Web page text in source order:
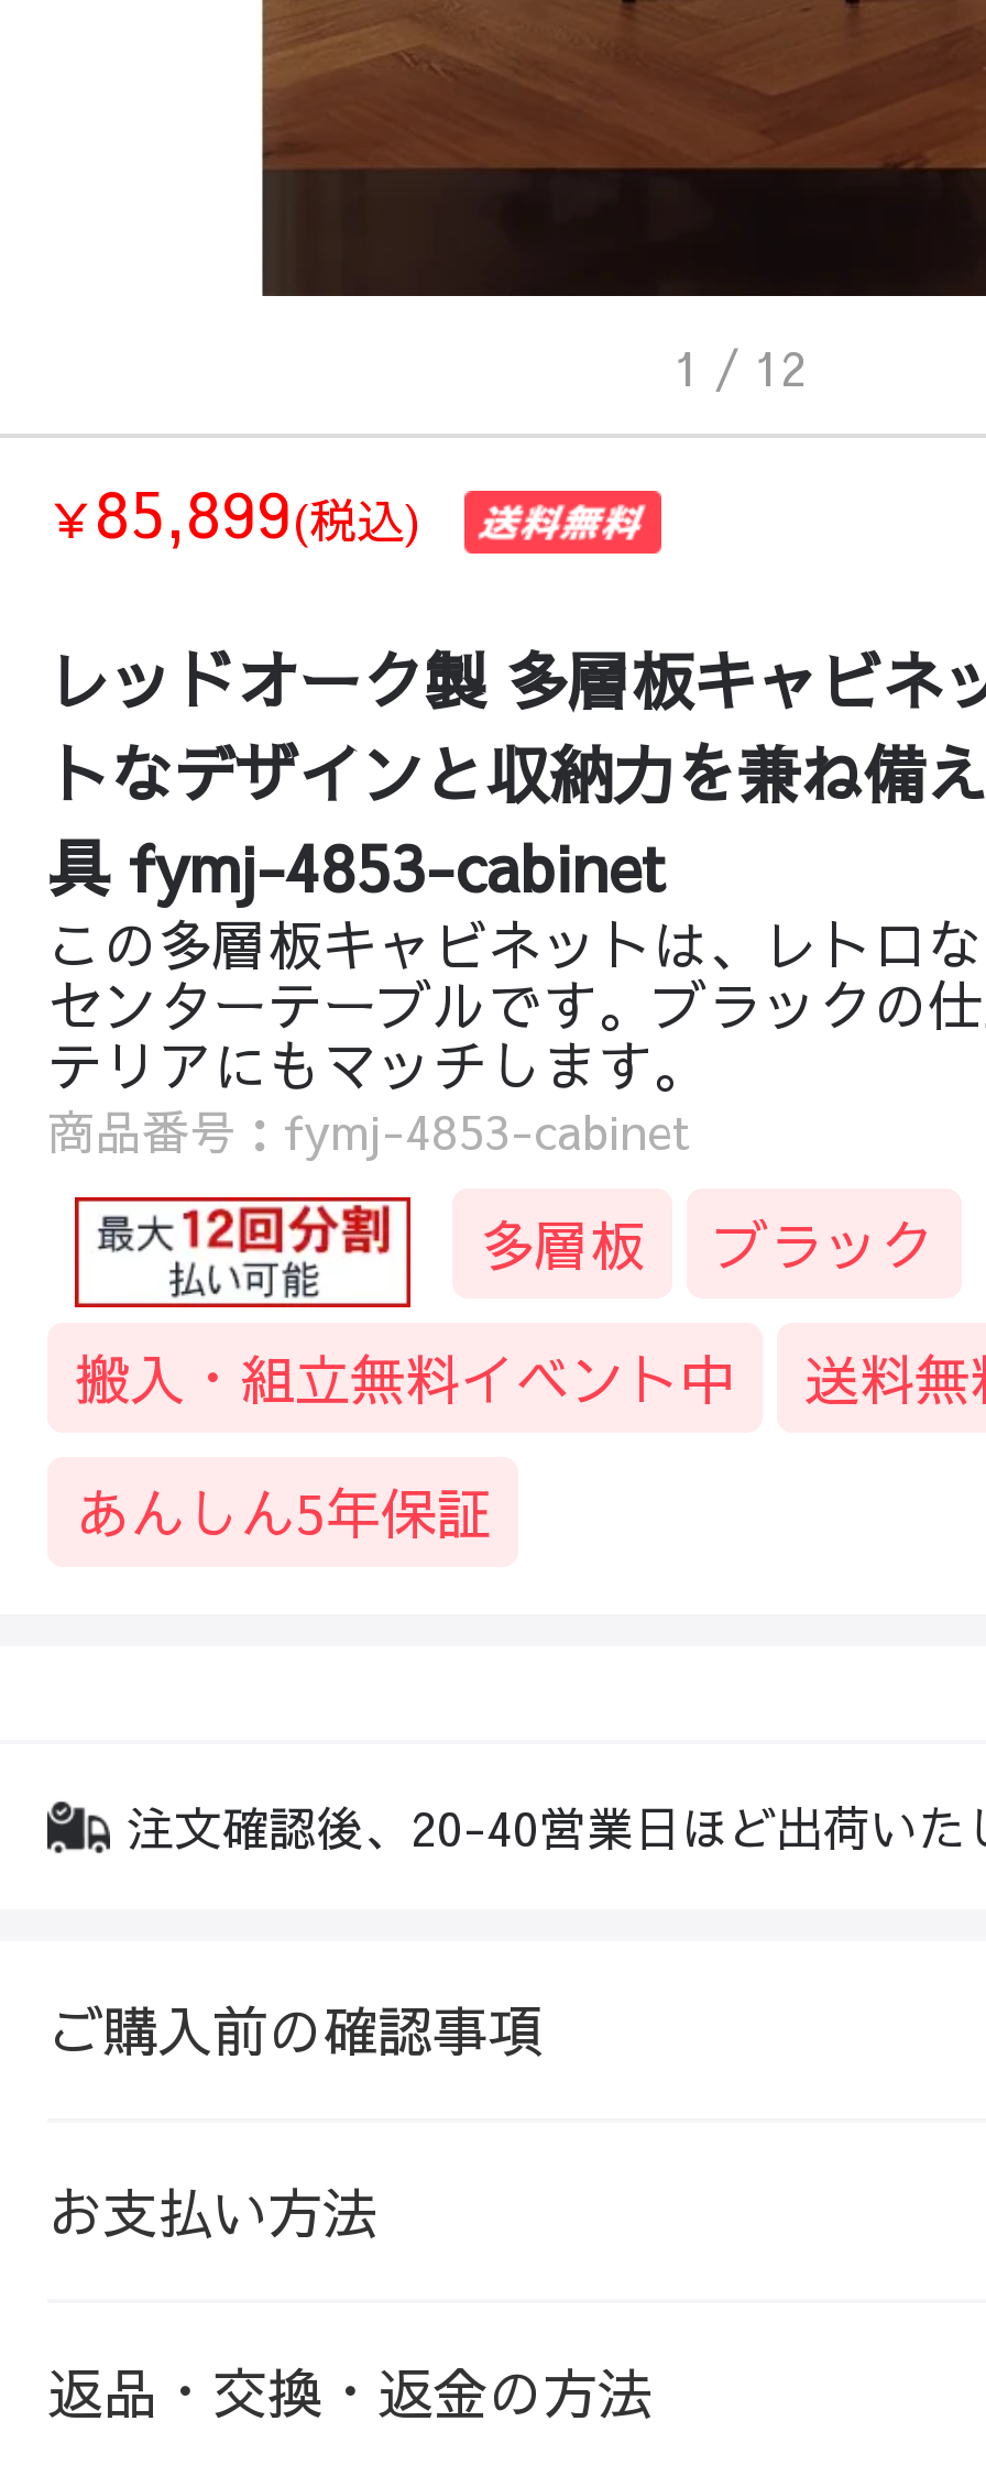
1 / 12
￥85,899(税込)
レッドオーク製 多層板キャビネ
トなデザインと収納力を兼ね備
具 fymj-4853-cabinet
この多層板キャビネットは、レトロ
センターテーブルです。ブラックの
テリアにもマッチします。
商品番号：fymj-4853-cabinet
多層板
ブラック
搬入・組立無料イベント中
送料無
あんしん5年保証
注文確認後、20-40営業日ほど出荷いた
ご購入前の確認事項
お支払い方法
返品・交換・返金の方法